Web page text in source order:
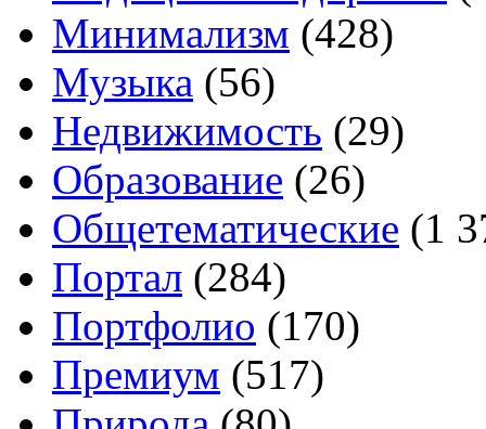
Минимализм (428)
Музыка (56)
Недвижимость (29)
Образование (26)
Общетематические (1
Портал (284)
Портфолио (170)
Премиум (517)